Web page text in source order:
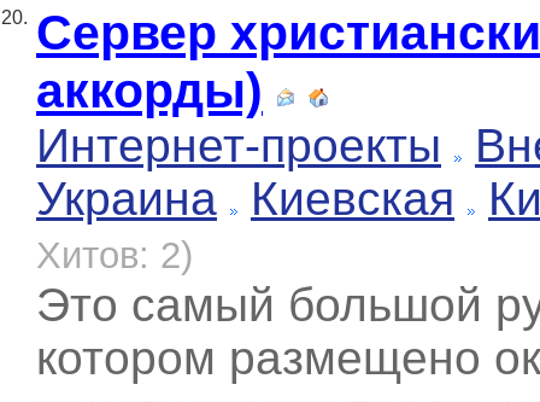
20. Сервер
аккорды)
Интернет-проекты
Украина
Киевская
Хитов: 2)
Это самый большой
котором размещено